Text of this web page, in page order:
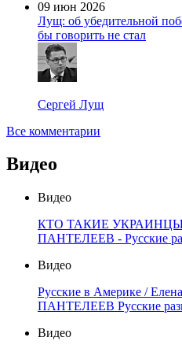
09 июн 2026
Лущ: об убедительной
бы говорить не стал
Сергей Лущ
Все комментарии
Видео
Видео
КТО ТАКИЕ УКРАИНЦЫ
ПАНТЕЛЕЕВ - Русские
Видео
Русские в Америке /
ПАНТЕЛЕЕВ Русские
Видео